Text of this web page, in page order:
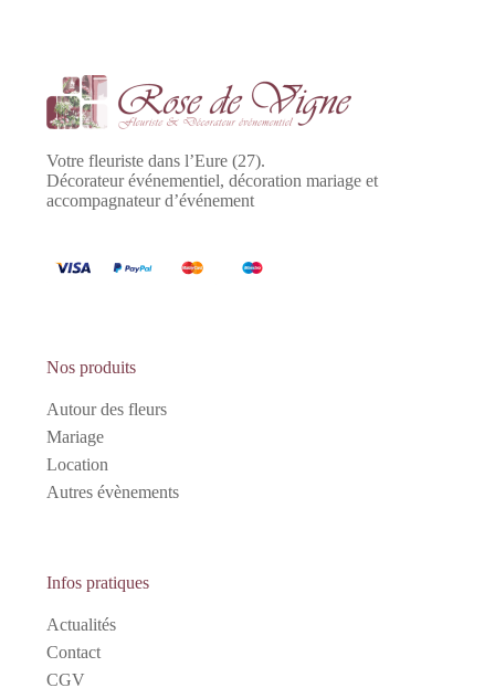
Votre fleuriste dans l’Eure (27).
Décorateur événementiel, décoration mariage et
accompagnateur d’événement
Nos produits
Autour des fleurs
Mariage
Location
Autres évènements
Infos pratiques
Actualités
Contact
CGV